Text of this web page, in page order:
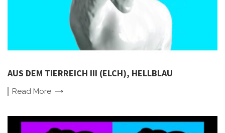
AUS DEM TIERREICH III (ELCH), HELLBLAU
Read More